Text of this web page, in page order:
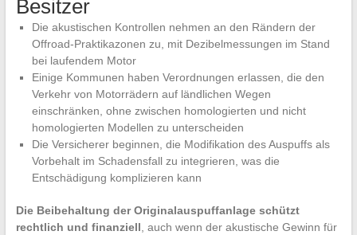
Besitzer
Die akustischen Kontrollen nehmen an den Rändern der
Offroad-Praktikazonen zu, mit Dezibelmessungen im Stand
bei laufendem Motor
Einige Kommunen haben Verordnungen erlassen, die den
Verkehr von Motorrädern auf ländlichen Wegen
einschränken, ohne zwischen homologierten und nicht
homologierten Modellen zu unterscheiden
Die Versicherer beginnen, die Modifikation des Auspuffs als
Vorbehalt im Schadensfall zu integrieren, was die
Entschädigung komplizieren kann
Die Beibehaltung der Originalauspuffanlage schützt
rechtlich und finanziell , auch wenn der akustische Gewinn für